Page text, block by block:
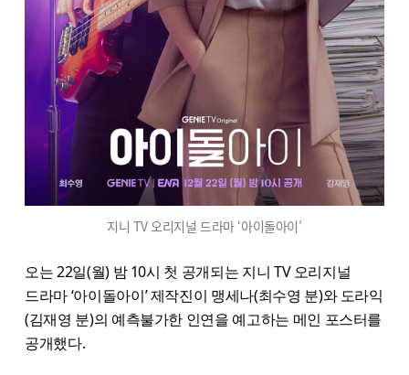
지니 TV 오리지널 드라마 ‘아이돌아이’
오는 22일(월) 밤 10시 첫 공개되는 지니 TV 오리지널
드라마 ‘아이돌아이’ 제작진이 맹세나(최수영 분)와 도라익
(김재영 분)의 예측불가한 인연을 예고하는 메인 포스터를
공개했다.